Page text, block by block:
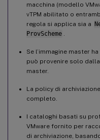
macchina (modello
vTPM abilitato o
regola si applica sia a
ProvScheme
Se l’immagine master
può provenire solo
master.
La policy di
completo.
I cataloghi basati su
VMware fornito per
di archiviazione,